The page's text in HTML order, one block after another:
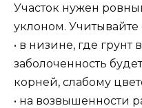
Участок нужен
уклоном.
• в низине, где грунт
заболоченность
корней, слабому
• на возвышенности